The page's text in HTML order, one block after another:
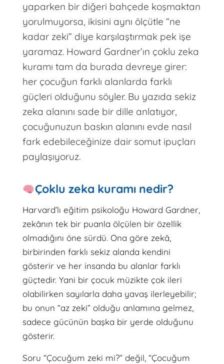
yaparken bir diğeri bahçede koşmaktan
yorulmuyorsa, ikisini aynı ölçütle “ne
kadar zeki” diye karşılaştırmak pek işe
yaramaz. Howard Gardner’ın çoklu zeka
kuramı tam da burada devreye girer:
her çocuğun farklı alanlarda farklı
güçleri olduğunu söyler. Bu yazıda sekiz
zeka alanını sade bir dille anlatıyor,
çocuğunuzun baskın alanını evde nasıl
fark edebileceğinize dair somut ipuçları
paylaşıyoruz.
Çoklu zeka kuramı nedir?
Harvard’lı eğitim psikoloğu Howard Gardner,
zekânın tek bir puanla ölçülen bir özellik
olmadığını öne sürdü. Ona göre zekâ,
birbirinden farklı sekiz alanda kendini
gösterir ve her insanda bu alanlar farklı
güçtedir. Yani bir çocuk müzikte çok ileri
olabilirken sayılarla daha yavaş ilerleyebilir;
bu onun “az zeki” olduğu anlamına gelmez,
sadece gücünün başka bir yerde olduğunu
gösterir.
Soru “Çocuğum zeki mi?” değil, “Çocuğum